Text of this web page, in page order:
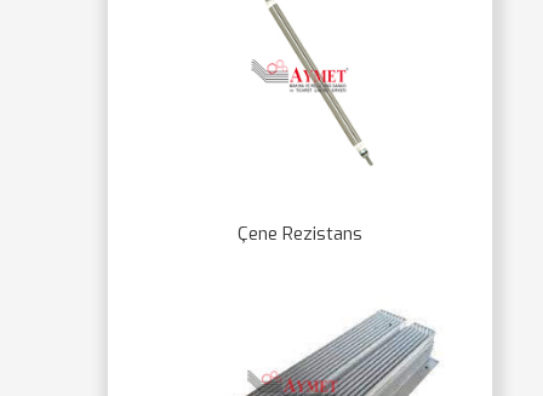
Çene Rezistans